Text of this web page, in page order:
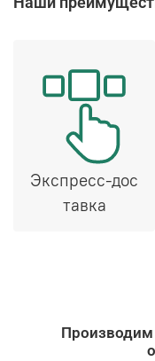
Экспресс-дос
тавка